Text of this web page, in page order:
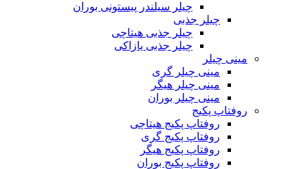
چیلر سیلندر پیستونی بوران
چیلر جذبی
چیلر جذبی هیتاچی
چیلر جذبی یازاکی
مینی چیلر
مینی چیلر گری
مینی چیلر هیگر
مینی چیلر بوران
روفتاپ پکیج
روفتاپ پکیج هیتاچی
روفتاپ پکیج گری
روفتاپ پکیج هیگر
روفتاپ پکیج بوران